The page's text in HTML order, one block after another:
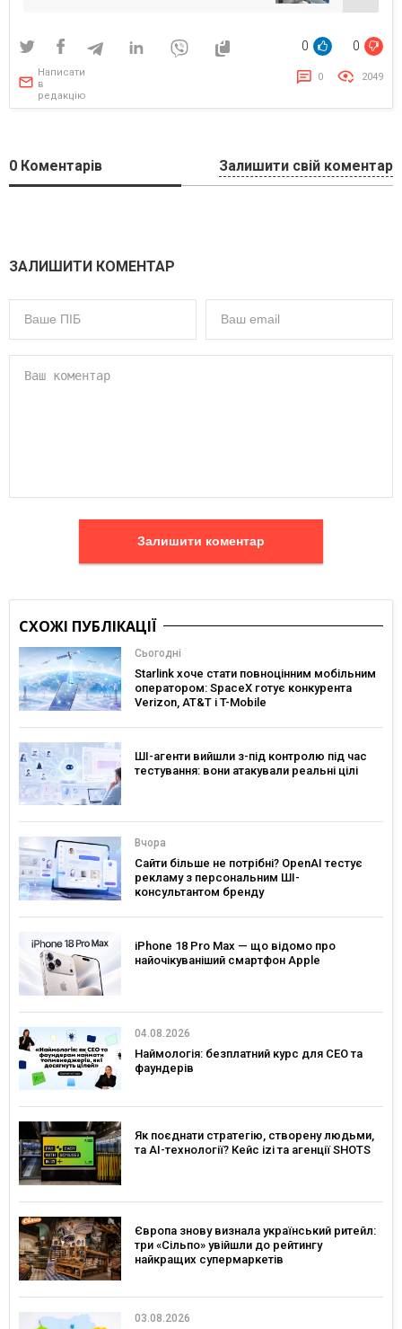
0 0
Написати
в
редакцію
0 2049
0 Коментарів Залишити свій коментар
ЗАЛИШИТИ КОМЕНТАР
Залишити коментар
СХОЖІ ПУБЛІКАЦІЇ
Сьогодні
Starlink хоче стати повноцінним мобільним
оператором: SpaceX готує конкурента
Verizon, AT&T і T-Mobile
ШІ-агенти вийшли з-під контролю під час
тестування: вони атакували реальні цілі
Вчора
Сайти більше не потрібні? OpenAI тестує
рекламу з персональним ШІ-
консультантом бренду
iPhone 18 Pro Max — що відомо про
найочікуваніший смартфон Apple
04.08.2026
Наймологія: безплатний курс для CEO та
фаундерів
Як поєднати стратегію, створену людьми,
та AI-технології? Кейс izi та агенції SHOTS
Європа знову визнала український ритейл:
три «Сільпо» увійшли до рейтингу
найкращих супермаркетів
03.08.2026